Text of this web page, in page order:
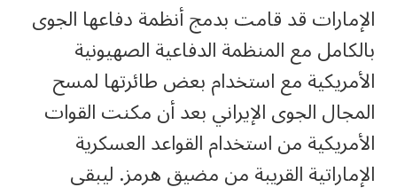
الإمارات قد قامت بدمج أنظمة دفاعها الجوى
بالكامل مع المنظمة الدفاعية الصهيونية
الأمريكية مع استخدام بعض طائرتها لمسح
المجال الجوى الإيراني بعد أن مكنت القوات
الأمريكية من استخدام القواعد العسكرية
الإماراتية القريبة من مضيق هرمز. ليبقى